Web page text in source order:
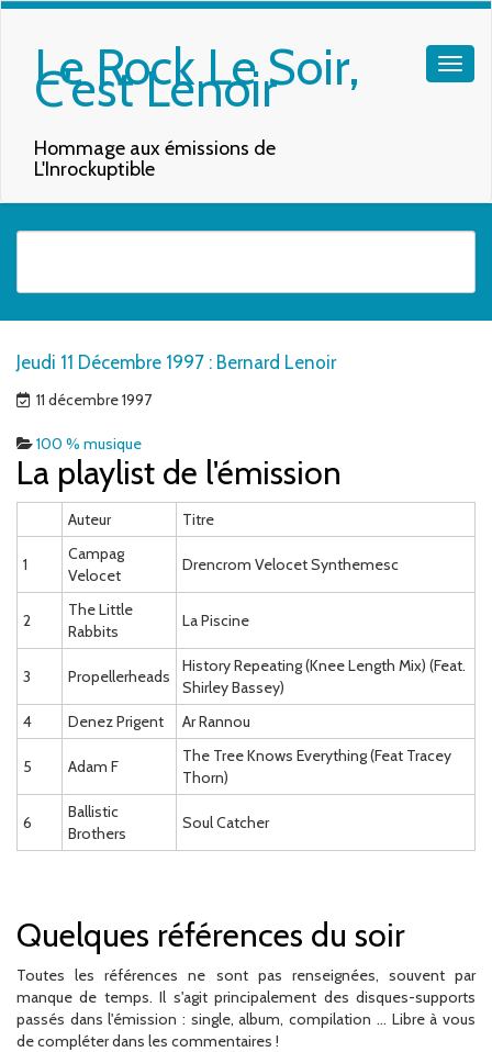
Le Rock Le Soir,
C'est Lenoir
Hommage aux émissions de
L'Inrockuptible
Jeudi 11 Décembre 1997 : Bernard Lenoir
11 décembre 1997
100 % musique
La playlist de l'émission
Auteur Titre
1
Campag
Velocet
Drencrom Velocet Synthemesc
2
The Little
Rabbits
La Piscine
3 Propellerheads
History Repeating (Knee Length Mix) (Feat.
Shirley Bassey)
4
Denez Prigent Ar Rannou
5 Adam F
The Tree Knows Everything (Feat Tracey
Thorn)
6
Ballistic
Brothers
Soul Catcher
Quelques références du soir
Toutes les références ne sont pas renseignées, souvent par
manque de temps. Il s'agit principalement des disques-supports
passés dans l'émission : single, album, compilation ... Libre à vous
de compléter dans les commentaires !